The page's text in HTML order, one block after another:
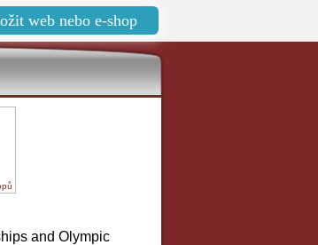
web nebo e-shop
and Olympic